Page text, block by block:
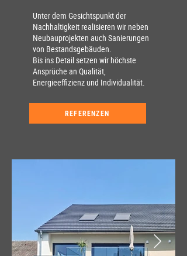
Unter dem Gesichtspunkt der
Nachhaltigkeit realisieren wir neben
Neubauprojekten auch Sanierungen
von Bestandsgebäuden.
Bis ins Detail setzen wir höchste
Ansprüche an Qualität,
Energieeffizienz und Individualität.
REFERENZEN